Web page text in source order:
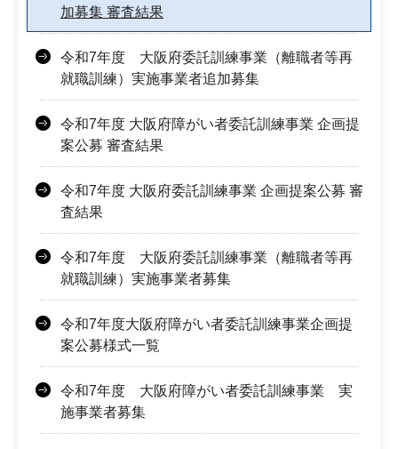
加募集 審査結果
令和7年度 大阪府委託訓練事業（離職者等再
就職訓練）実施事業者追加募集
令和7年度 大阪府障がい者委託訓練事業 企画提
案公募 審査結果
令和7年度 大阪府委託訓練事業 企画提案公募 審
査結果
令和7年度 大阪府委託訓練事業（離職者等再
就職訓練）実施事業者募集
令和7年度大阪府障がい者委託訓練事業企画提
案公募様式一覧
令和7年度 大阪府障がい者委託訓練事業 実
施事業者募集